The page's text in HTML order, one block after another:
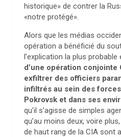
historique» de contrer la
«notre protégé».
Alors que les médias
opération a bénéficié du
l’explication la plus probable
d’une opération conjointe
exfiltrer des officiers
infiltrés au sein des
Pokrovsk et dans ses
qu’il s’agisse de simples
qu’au moins deux, voire
de haut rang de la CIA sont